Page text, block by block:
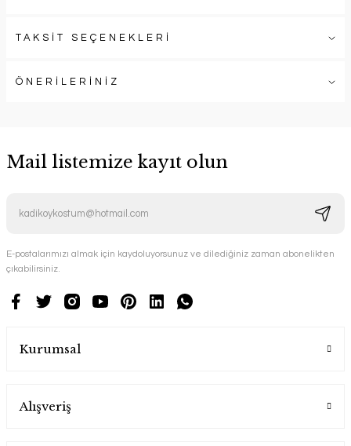
TAKSİT SEÇENEKLERİ
ÖNERİLERİNİZ
Mail listemize kayıt olun
E-postalarımızı almak için kaydoluyorsunuz ve dilediğiniz zaman abonelikten
çıkabilirsiniz.
Kurumsal
Alışveriş